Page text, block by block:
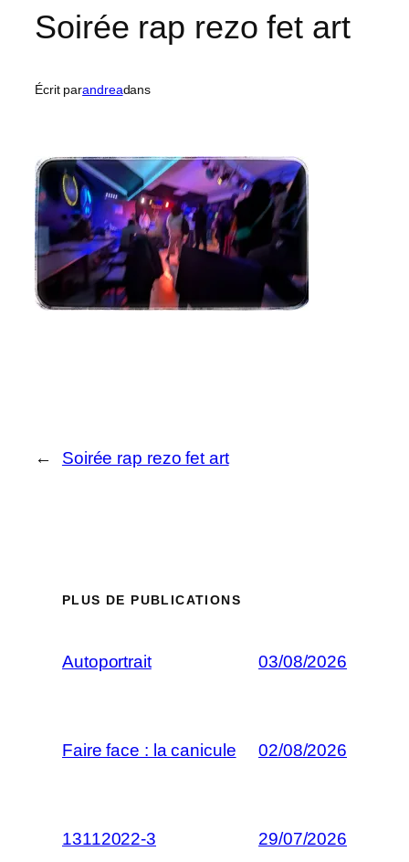
Soirée rap rezo fet art
Écrit parandreadans
← Soirée rap rezo fet art
PLUS DE PUBLICATIONS
Autoportrait 03/08/2026
Faire face : la canicule 02/08/2026
13112022-3 29/07/2026